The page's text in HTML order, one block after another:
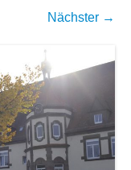
Nächster →